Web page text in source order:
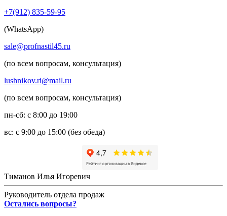
+7(912) 835-59-95
(WhatsApp)
sale@profnastil45.ru
(по всем вопросам, консультация)
lushnikov.ri@mail.ru
(по всем вопросам, консультация)
пн-сб: с 8:00 до 19:00
вс: с 9:00 до 15:00 (без обеда)
Тиманов Илья Игоревич
Руководитель отдела продаж
Остались вопросы?